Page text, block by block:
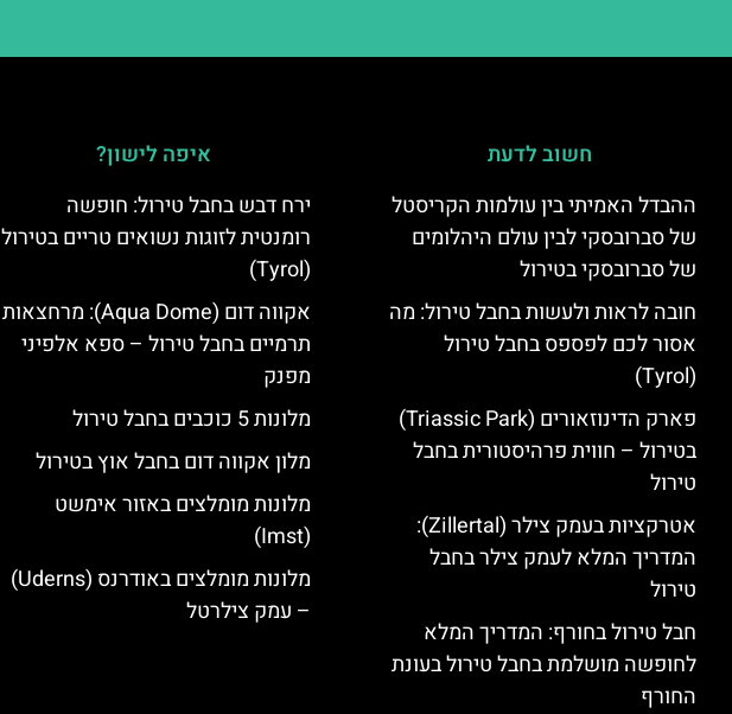
חשוב לדעת
ההבדל האמיתי בין עולמות הקריסטל
של סברובסקי לבין עולם היהלומים
של סברובסקי בטירול
חובה לראות ולעשות בחבל טירול: מה
אסור לכם לפספס בחבל טירול
(Tyrol)
פארק הדינוזאורים (Triassic Park)
בטירול – חווית פרהיסטורית בחבל
טירול
אטרקציות בעמק צילר (Zillertal):
המדריך המלא לעמק צילר בחבל
טירול
חבל טירול בחורף: המדריך המלא
לחופשה מושלמת בחבל טירול בעונת
החורף
איפה לישון?
ירח דבש בחבל טירול: חופשה
רומנטית לזוגות נשואים טריים בטירול
(Tyrol)
אקווה דום (Aqua Dome): מרחצאות
תרמיים בחבל טירול – ספא אלפיני
מפנק
מלונות 5 כוכבים בחבל טירול
מלון אקווה דום בחבל אוץ בטירול
מלונות מומלצים באזור אימשט
(Imst)
מלונות מומלצים באודרנס (Uderns)
– עמק צילרטל